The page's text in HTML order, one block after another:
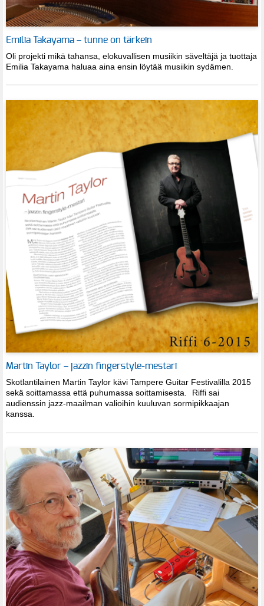
Emilia Takayama – tunne on tärkein
Oli projekti mikä tahansa, elokuvallisen musiikin säveltäjä ja tuottaja
Emilia Takayama haluaa aina ensin löytää musiikin sydämen.
Martin Taylor – jazzin fingerstyle-mestari
Skotlantilainen Martin Taylor kävi Tampere Guitar Festivalilla 2015
sekä soittamassa että puhumassa soittamisesta. Riffi sai
audienssin jazz-maailman valioihin kuuluvan sormipikkaajan
kanssa.